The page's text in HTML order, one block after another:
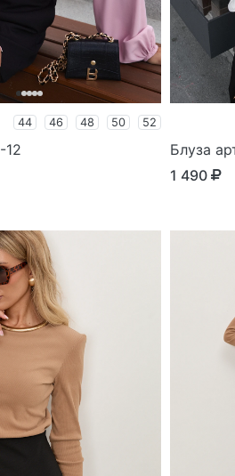
44 46 48 50 52
12
Блуза
1 490